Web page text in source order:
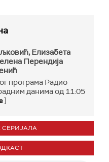
Елизабета
Перендија
програма Радио
данима од 11:05
]
СЕРИЈАЛА